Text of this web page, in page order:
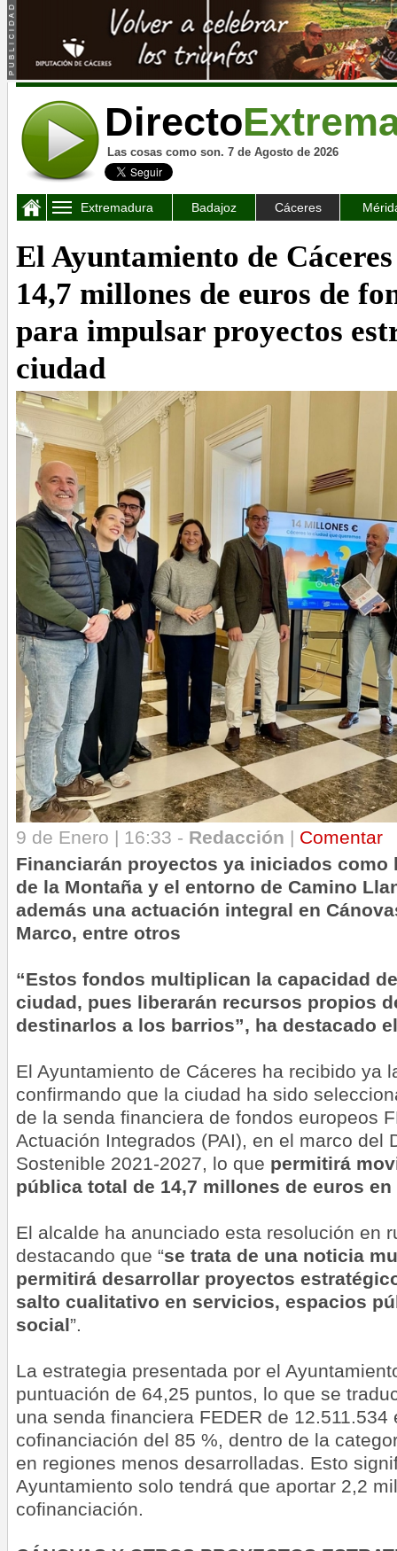
Directo
Las cosas como son. 7 de Agosto de 2026
Extremadura Badajoz Cáceres
El Ayuntamiento de
14,7 millones de euros de
para impulsar proyectos
ciudad
9 de Enero | 16:33 - Redacción | Comentar
Financiarán proyectos ya iniciados como
de la Montaña y el entorno de Camino
además una actuación integral en
Marco, entre otros
“Estos fondos multiplican la capacidad
ciudad, pues liberarán recursos propios
destinarlos a los barrios”, ha destacado
El Ayuntamiento de Cáceres ha recibido ya
confirmando que la ciudad ha sido
de la senda financiera de fondos europeos
Actuación Integrados (PAI), en el marco del
Sostenible 2021-2027, lo que permitirá
pública total de 14,7 millones de euros
El alcalde ha anunciado esta resolución en
destacando que “se trata de una noticia
permitirá desarrollar proyectos
salto cualitativo en servicios, espacios
social”.
La estrategia presentada por el
puntuación de 64,25 puntos, lo que se
una senda financiera FEDER de
cofinanciación del 85 %, dentro de la
en regiones menos desarrolladas. Esto
Ayuntamiento solo tendrá que aportar 2,2
cofinanciación.